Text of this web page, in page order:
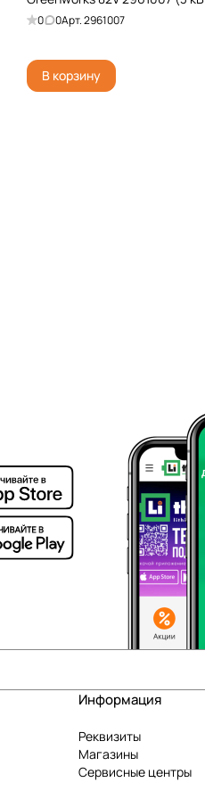
0 0Арт.2961007
В корзину
Информация
Реквизиты
Магазины
Сервисные центры